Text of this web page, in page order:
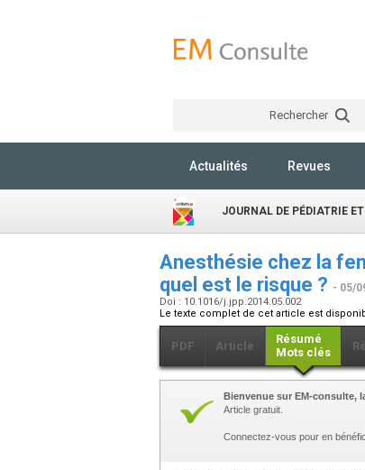
Rechercher
Actualités Revues
JOURNAL DE PÉDIATRIE
Anesthésie chez la
quel est le risque ? - 05/
Doi : 10.1016/j.jpp.2014.05.002
Le texte complet de cet article est
PDF Article
Résumé
Mots clés
Bienvenue sur EM-consulte,
Article gratuit.
Connectez-vous pour en